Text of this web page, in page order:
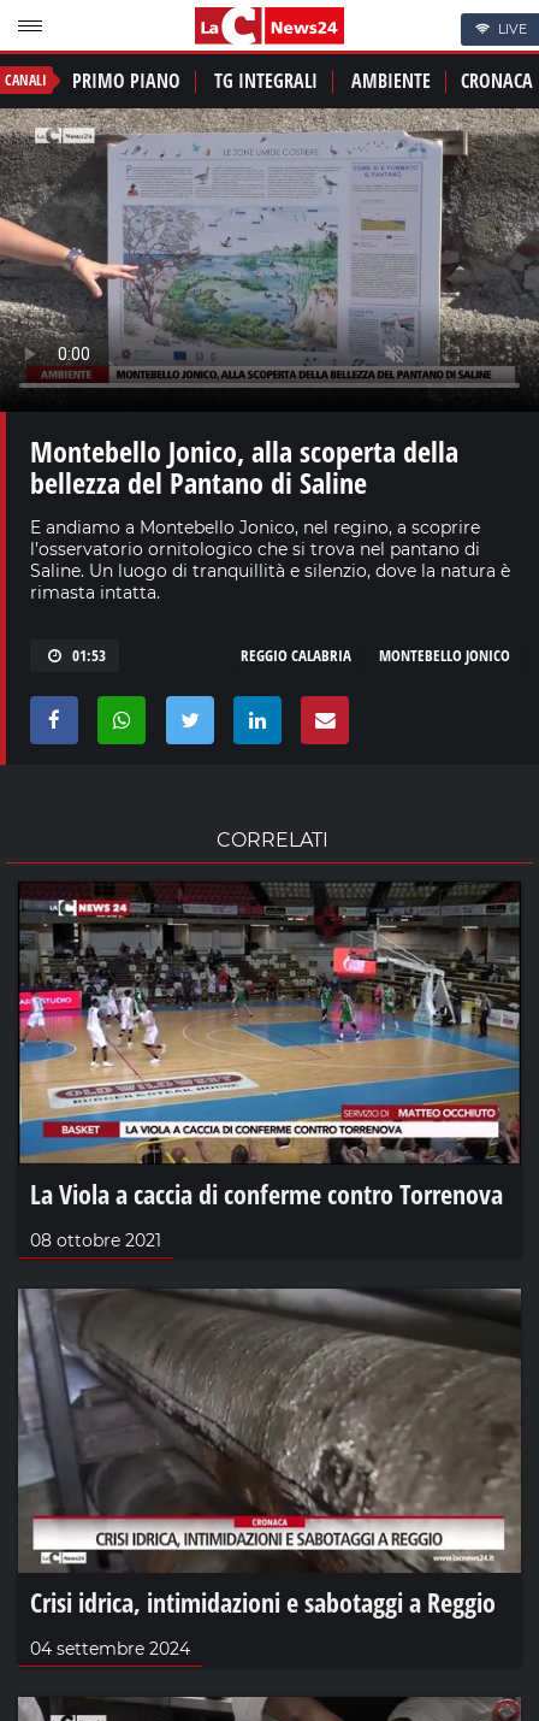
LIVE
CANALI PRIMO PIANO TG INTEGRALI AMBIENTE CRONACA
Montebello Jonico, alla scoperta della
bellezza del Pantano di Saline
E andiamo a Montebello Jonico, nel regino, a scoprire
l’osservatorio ornitologico che si trova nel pantano di
Saline. Un luogo di tranquillità e silenzio, dove la natura è
rimasta intatta.
01:53 MONTEBELLO JONICO
REGGIO CALABRIA
CORRELATI
La Viola a caccia di conferme contro Torrenova
08 ottobre 2021
Crisi idrica, intimidazioni e sabotaggi a Reggio
04 settembre 2024